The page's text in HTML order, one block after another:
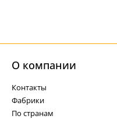
О компании
Контакты
Фабрики
По странам